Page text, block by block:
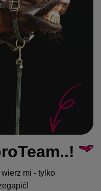
wierz mi - tylko